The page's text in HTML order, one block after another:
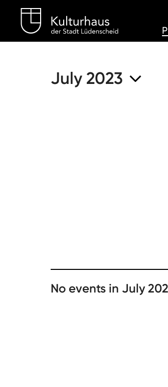
July 2023
No events in July